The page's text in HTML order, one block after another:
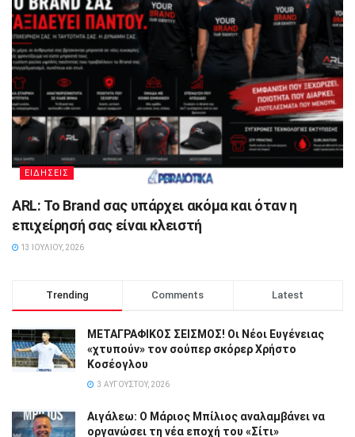
ΕΙΔΗΣΕΙΣ
ARL: Το Brand σας υπάρχει ακόμα και όταν η
επιχείρησή σας είναι κλειστή
13 ΙΟΥΛΊΟΥ, 2026
Trending Comments Latest
ΜΕΤΑΓΡΑΦΙΚΟΣ ΣΕΙΣΜΟΣ! Οι Νέοι Ευγένειας
«χτυπούν» τον σούπερ σκόρερ Χρήστο
Κοσέογλου
3 ΑΥΓΟΎΣΤΟΥ, 2026
Αιγάλεω: Ο Μάριος Μπίλιος αναλαμβάνει να
οργανώσει τη νέα εποχή του «Σίτι»